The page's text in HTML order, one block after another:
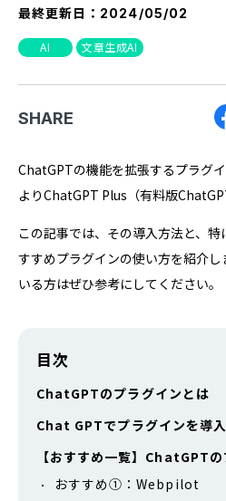
利用規約
広告掲載に関する規約
特定商取引法に基づく表記
プライバシーポリシー
最終更新日： 2024/05/02
AI 文章生成AI
SHARE
ChatGPTの機能を拡張するプラグ
よりChatGPT Plus（有料版
この記事では、その導入方法と、
すすめプラグインの使い方を紹介
いる方はぜひ参考にしてください。
目次
ChatGPTのプラグインとは
Chat GPTでプラグインを導
【おすすめ一覧】ChatGPT
おすすめ①：Webpilot